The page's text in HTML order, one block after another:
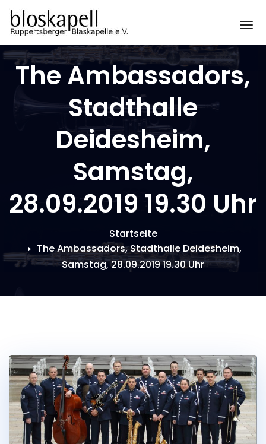
Zum
Inhalt
springen
The Ambassadors,
Stadthalle
Deidesheim,
Samstag,
28.09.2019 19.30 Uhr
Startseite
The Ambassadors, Stadthalle Deidesheim,
Samstag, 28.09.2019 19.30 Uhr